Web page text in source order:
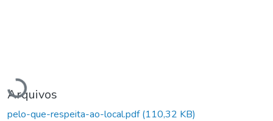
Arquivos
pelo-que-respeita-ao-local.pdf(110,32 KB)